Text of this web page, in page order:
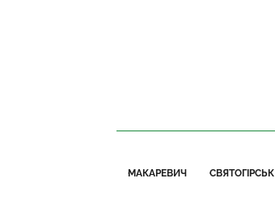
МАКАРЕВИЧ СВЯТОГІРСЬК